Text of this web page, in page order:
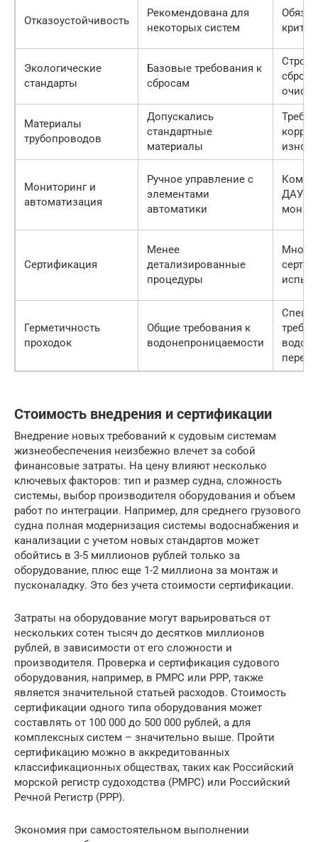
Отказоустойчивость
Рекомендована для
некоторых систем
Экологические
стандарты
Базовые требования к
сбросам
Материалы
трубопроводов
Допускались
стандартные
материалы
Мониторинг и
автоматизация
Ручное управление с
элементами
автоматики
ДАУ,
Сертификация
Менее
детализированные
процедуры
Герметичность
проходок
Общие требования к
водонепроницаемости
Стоимость внедрения и сертификации
Внедрение новых требований к судовым системам
жизнеобеспечения неизбежно влечет за собой
финансовые затраты. На цену влияют несколько
ключевых факторов: тип и размер судна, сложность
системы, выбор производителя оборудования и объем
работ по интеграции. Например, для среднего грузового
судна полная модернизация системы водоснабжения и
канализации с учетом новых стандартов может
обойтись в 3-5 миллионов рублей только за
оборудование, плюс еще 1-2 миллиона за монтаж и
пусконаладку. Это без учета стоимости сертификации.
Затраты на оборудование могут варьироваться от
нескольких сотен тысяч до десятков миллионов
рублей, в зависимости от его сложности и
производителя. Проверка и сертификация судового
оборудования, например, в РМРС или РРР, также
является значительной статьей расходов. Стоимость
сертификации одного типа оборудования может
составлять от 100 000 до 500 000 рублей, а для
комплексных систем – значительно выше. Пройти
сертификацию можно в аккредитованных
классификационных обществах, таких как Российский
морской регистр судоходства (РМРС) или Российский
Речной Регистр (РРР).
Экономия при самостоятельном выполнении